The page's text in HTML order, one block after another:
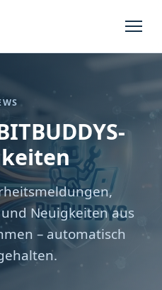
Neuigkeiten aus
– automatisch